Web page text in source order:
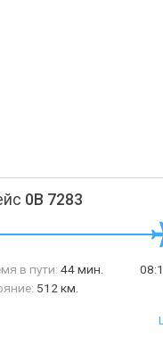
0B 7283
в пути: 44 мин.
512 км.